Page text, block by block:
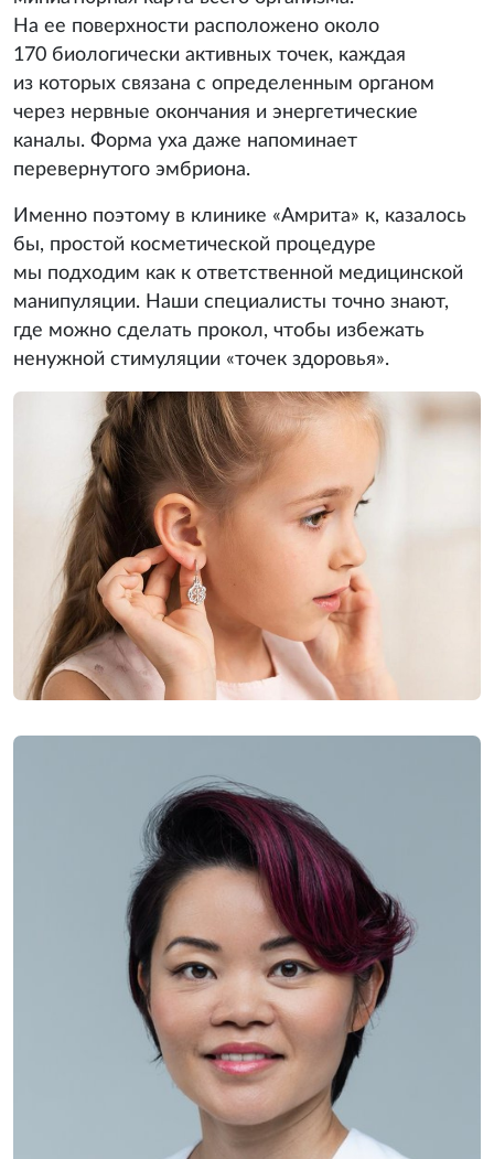
На ее поверхности расположено около
170 биологически активных точек, каждая
из которых связана с определенным органом
через нервные окончания и энергетические
каналы. Форма уха даже напоминает
перевернутого эмбриона.
Именно поэтому в клинике «Амрита» к, казалось
бы, простой косметической процедуре
мы подходим как к ответственной медицинской
манипуляции. Наши специалисты точно знают,
где можно сделать прокол, чтобы избежать
ненужной стимуляции «точек здоровья».